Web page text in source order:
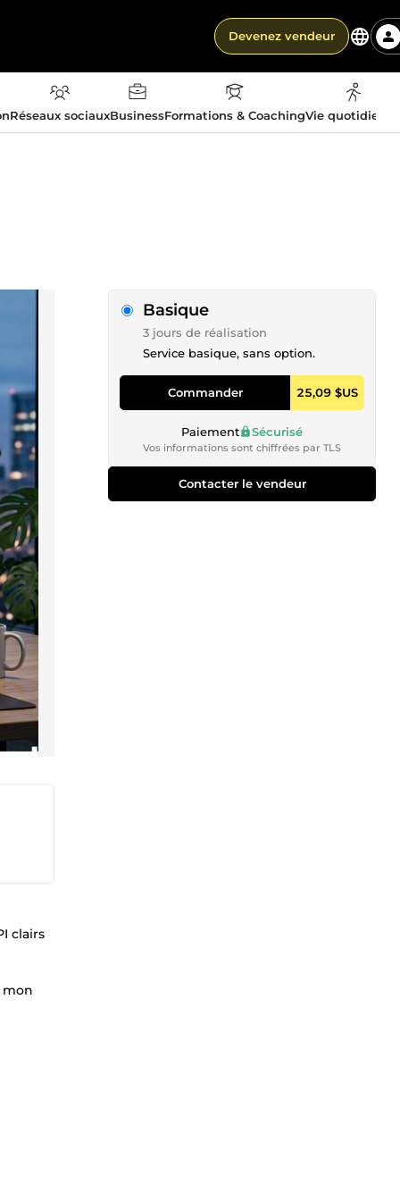
Devenez vendeur
Réseaux sociauxBusinessFormations & CoachingVie
clairs
mon
Basique
3 jours de réalisation
Service basique, sans option.
Commander 25,09 $US
Paiement Sécurisé
Vos informations sont chiffrées par TLS
Contacter le vendeur